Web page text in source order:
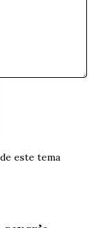
este tema